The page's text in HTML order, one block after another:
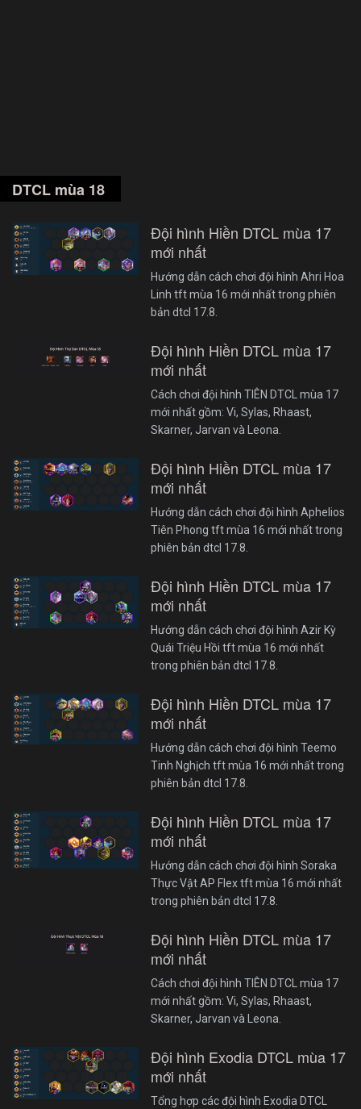
DTCL mùa 18
Đội hình Hiền DTCL mùa 17
mới nhất
Hướng dẫn cách chơi đội hình Ahri Hoa
Linh tft mùa 16 mới nhất trong phiên
bản dtcl 17.8.
Đội hình Hiền DTCL mùa 17
mới nhất
Cách chơi đội hình TIÊN DTCL mùa 17
mới nhất gồm: Vi, Sylas, Rhaast,
Skarner, Jarvan và Leona.
Đội hình Hiền DTCL mùa 17
mới nhất
Hướng dẫn cách chơi đội hình Aphelios
Tiên Phong tft mùa 16 mới nhất trong
phiên bản dtcl 17.8.
Đội hình Hiền DTCL mùa 17
mới nhất
Hướng dẫn cách chơi đội hình Azir Kỳ
Quái Triệu Hồi tft mùa 16 mới nhất
trong phiên bản dtcl 17.8.
Đội hình Hiền DTCL mùa 17
mới nhất
Hướng dẫn cách chơi đội hình Teemo
Tinh Nghịch tft mùa 16 mới nhất trong
phiên bản dtcl 17.8.
Đội hình Hiền DTCL mùa 17
mới nhất
Hướng dẫn cách chơi đội hình Soraka
Thực Vật AP Flex tft mùa 16 mới nhất
trong phiên bản dtcl 17.8.
Đội hình Hiền DTCL mùa 17
mới nhất
Cách chơi đội hình TIÊN DTCL mùa 17
mới nhất gồm: Vi, Sylas, Rhaast,
Skarner, Jarvan và Leona.
Đội hình Exodia DTCL mùa 17
mới nhất
Tổng hợp các đội hình Exodia DTCL